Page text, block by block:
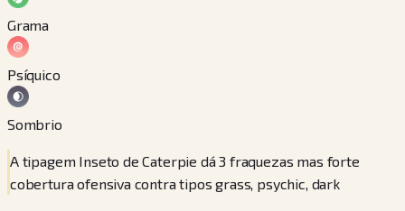
Grama
Psíquico
Sombrio
A tipagem Inseto de Caterpie dá 3 fraquezas mas forte
cobertura ofensiva contra tipos grass, psychic, dark